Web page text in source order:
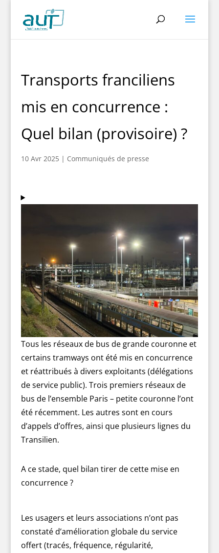
Transports franciliens
mis en concurrence :
Quel bilan (provisoire) ?
10 Avr 2025| Communiqués de presse
Tous les réseaux de bus de grande couronne et
certains tramways ont été mis en concurrence
et réattribués à divers exploitants (délégations
de service public). Trois premiers réseaux de
bus de l’ensemble Paris – petite couronne l’ont
été récemment. Les autres sont en cours
d’appels d’offres, ainsi que plusieurs lignes du
Transilien.
A ce stade, quel bilan tirer de cette mise en
concurrence ?
Les usagers et leurs associations n’ont pas
constaté d’amélioration globale du service
offert (tracés, fréquence, régularité,